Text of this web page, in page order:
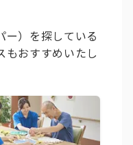
ー）を探している
もおすすめいたし